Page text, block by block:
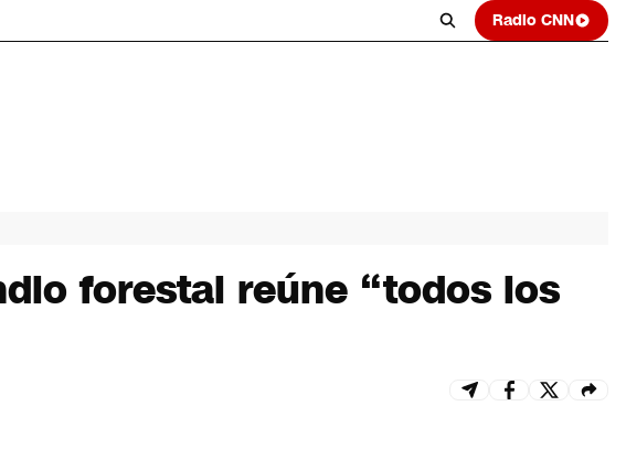
Radio CNN
forestal reúne “todos los